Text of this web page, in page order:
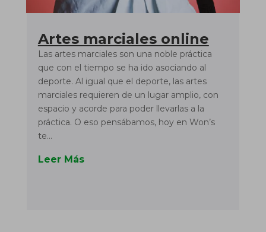
Artes marciales online
Las artes marciales son una noble práctica
que con el tiempo se ha ido asociando al
deporte. Al igual que el deporte, las artes
marciales requieren de un lugar amplio, con
espacio y acorde para poder llevarlas a la
práctica. O eso pensábamos, hoy en Won’s
te...
Leer Más